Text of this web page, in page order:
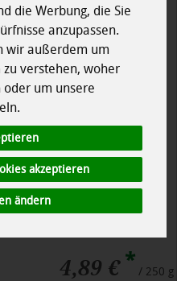
die Werbung, die Sie
anzupassen.
wir außerdem um
zu verstehen, woher
oder um unsere
akzeptieren
ändern
4,89 €* / 250 g